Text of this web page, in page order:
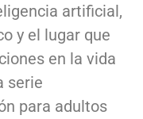
artificial,
y el lugar que
en la vida
serie
para adultos